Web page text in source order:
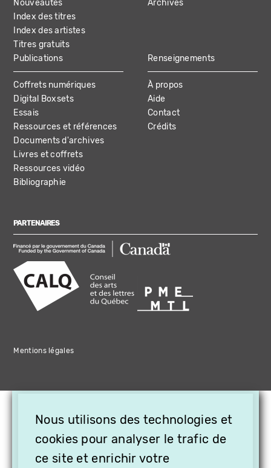
Nouveautés
Index des titres
Index des artistes
Titres gratuits
Archives
Publications
Coffrets numériques
Digital Boxsets
Essais
Ressources et références
Documents d'archives
Livres et coffrets
Ressources vidéo
Bibliographie
Renseignements
À propos
Aide
Contact
Crédits
PARTENAIRES
Mentions légales
Nous utilisons des technologies et
cookies pour analyser le trafic de
ce site et enrichir votre
OFFREZ LA VIDÉO EN
CADEAU, ABONNEZ VOS
PROCHES À VITHÈQUE !